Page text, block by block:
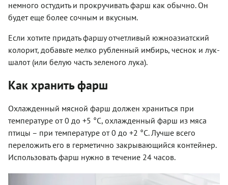
немного остудить и прокручивать фарш как обычно. Он
будет еще более сочным и вкусным.
Если хотите придать фаршу отчетливый южноазиатский
колорит, добавьте мелко рубленный имбирь, чеснок и лук-
шалот (или белую часть зеленого лука).
Как хранить фарш
Охлажденный мясной фарш должен храниться при
температуре от 0 до +5 °С, охлажденный фарш из мяса
птицы – при температуре от 0 до +2 °С. Лучше всего
переложить его в герметично закрывающийся контейнер.
Использовать фарш нужно в течение 24 часов.